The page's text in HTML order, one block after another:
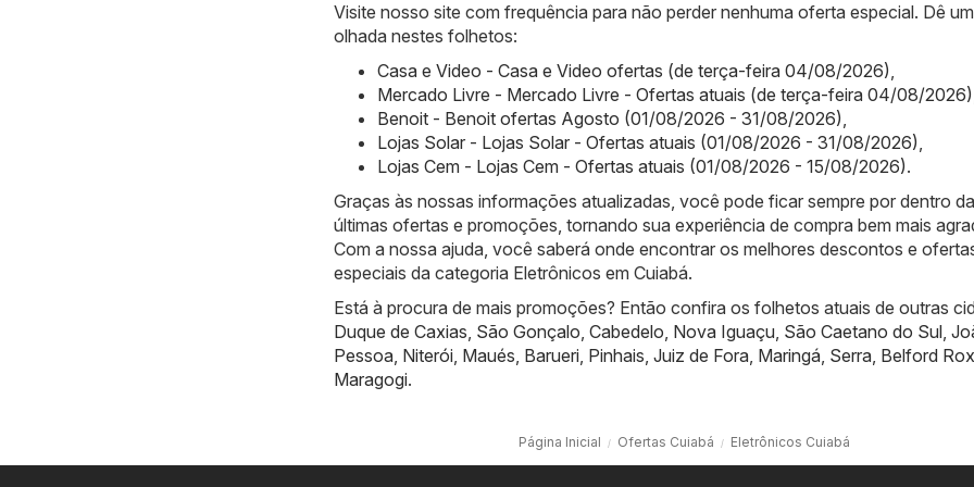
Visite nosso site com frequência para não perder nenhuma oferta especial. Dê
olhada nestes folhetos:
Casa e Video - Casa e Video ofertas (de terça-feira 04/08/2026),
Mercado Livre - Mercado Livre - Ofertas atuais (de terça-feira 04/08/2026)
Benoit - Benoit ofertas Agosto (01/08/2026 - 31/08/2026),
Lojas Solar - Lojas Solar - Ofertas atuais (01/08/2026 - 31/08/2026),
Lojas Cem - Lojas Cem - Ofertas atuais (01/08/2026 - 15/08/2026).
Graças às nossas informações atualizadas, você pode ficar sempre por dentro
últimas ofertas e promoções, tornando sua experiência de compra bem mais
Com a nossa ajuda, você saberá onde encontrar os melhores descontos e
especiais da categoria Eletrônicos em Cuiabá.
Está à procura de mais promoções? Então confira os folhetos atuais de outras
Duque de Caxias, São Gonçalo, Cabedelo, Nova Iguaçu, São Caetano do Sul,
Pessoa, Niterói, Maués, Barueri, Pinhais, Juiz de Fora, Maringá, Serra, Belford
Maragogi.
Página Inicial Ofertas Cuiabá Eletrônicos Cuiabá